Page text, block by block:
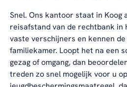
Snel. Ons kantoor staat in Koog
reisafstand van de rechtbank in
vaste verschijners en kennen
familiekamer. Loopt het na een
gezag of omgang, dan
treden zo snel mogelijk voor u